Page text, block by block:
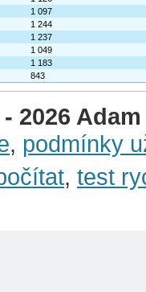
1 097
1 244
1 237
1 049
1 183
843
2026
, podmínky
, test